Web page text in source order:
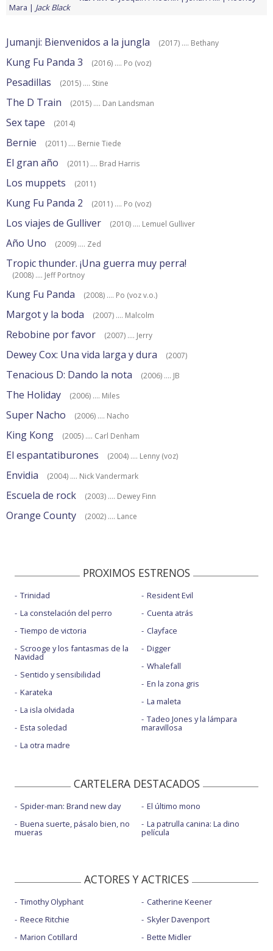
Mara
Jack Black
Jumanji: Bienvenidos a la jungla (2017) .... Bethany
Kung Fu Panda 3 (2016) .... Po (voz)
Pesadillas (2015) .... Stine
The D Train (2015) .... Dan Landsman
Sex tape (2014)
Bernie (2011) .... Bernie Tiede
El gran año (2011) .... Brad Harris
Los muppets (2011)
Kung Fu Panda 2 (2011) .... Po (voz)
Los viajes de Gulliver (2010) .... Lemuel Gulliver
Año Uno (2009) .... Zed
Tropic thunder. ¡Una guerra muy perra!
(2008) .... Jeff Portnoy
Kung Fu Panda (2008) .... Po (voz v.o.)
Margot y la boda (2007) .... Malcolm
Rebobine por favor (2007) .... Jerry
Dewey Cox: Una vida larga y dura (2007)
Tenacious D: Dando la nota (2006) .... JB
The Holiday (2006) .... Miles
Super Nacho (2006) .... Nacho
King Kong (2005) .... Carl Denham
El espantatiburones (2004) .... Lenny (voz)
Envidia (2004) .... Nick Vandermark
Escuela de rock (2003) .... Dewey Finn
Orange County (2002) .... Lance
PROXIMOS ESTRENOS
Trinidad
La constelación del perro
Tiempo de victoria
Scrooge y los fantasmas de la
Navidad
Sentido y sensibilidad
Karateka
La isla olvidada
Esta soledad
La otra madre
Resident Evil
Cuenta atrás
Clayface
Digger
Whalefall
En la zona gris
La maleta
Tadeo Jones y la lámpara
maravillosa
CARTELERA DESTACADOS
Spider-man: Brand new day
Buena suerte, pásalo bien, no
mueras
El último mono
La patrulla canina: La dino
película
ACTORES Y ACTRICES
Timothy Olyphant
Reece Ritchie
Marion Cotillard
Catherine Keener
Skyler Davenport
Bette Midler